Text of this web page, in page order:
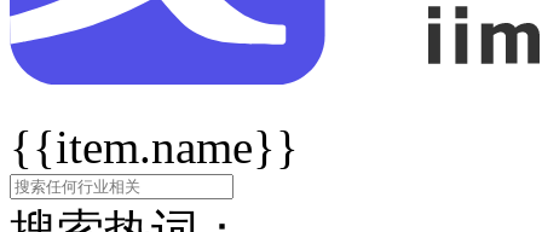
{{item.name}}